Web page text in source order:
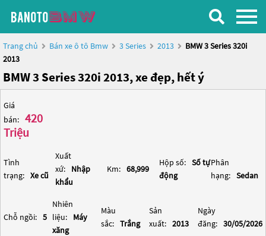
Trang chủ Bán xe ô tô Bmw 3 Series 2013
BMW 3 Series 320i
2013
BMW 3 Series 320i 2013, xe đẹp, hết ý
Giá
bán: 420
Triệu
Tình
trạng: Xe cũ
Xuất
xứ:
Nhập
khẩu
Km: 68,999
Hộp số: Số tự
động
Phân
hạng: Sedan
Chỗ ngồi: 5
Nhiên
liệu:
Máy
xăng
Màu
sắc: Trắng
Sản
xuất: 2013
Ngày
đăng: 30/05/2026